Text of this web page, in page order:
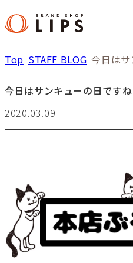
Top STAFF BLOG 今日は
今日はサンキューの日です
2020.03.09